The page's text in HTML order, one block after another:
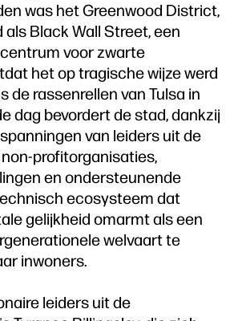
was het Greenwood District,
Black Wall Street, een
voor zwarte
het op tragische wijze werd
de rassenrellen van Tulsa in
dag bevordert de stad, dankzij
van leiders uit de
profitorganisaties,
en ondersteunende
ecosysteem dat
gelijkheid omarmt als een
welvaart te
inwoners.
leiders uit de